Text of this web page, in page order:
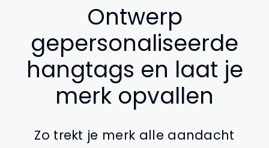
Ontwerp
gepersonaliseerde
hangtags en laat je
merk opvallen
Zo trekt je merk alle aandacht